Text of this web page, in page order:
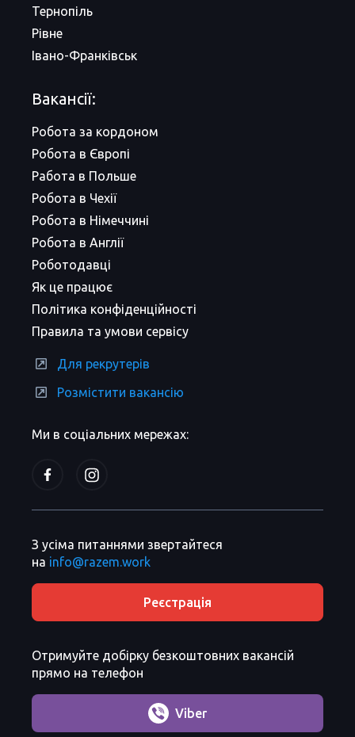
Ми в соціальних мережах:
Тернопіль
Рівне
Івано-Франківськ
Вакансії:
Робота за кордоном
Робота в Європі
Работа в Польше
Робота в Чехії
Робота в Німеччині
Робота в Англії
Роботодавці
Як це працює
Політика конфіденційності
Правила та умови сервісу
Для рекрутерів
Розмістити вакансію
З усіма питаннями звертайтеся
на info@razem.work
Реєстрація
Отримуйте добірку безкоштовних вакансій
прямо на телефон
Viber